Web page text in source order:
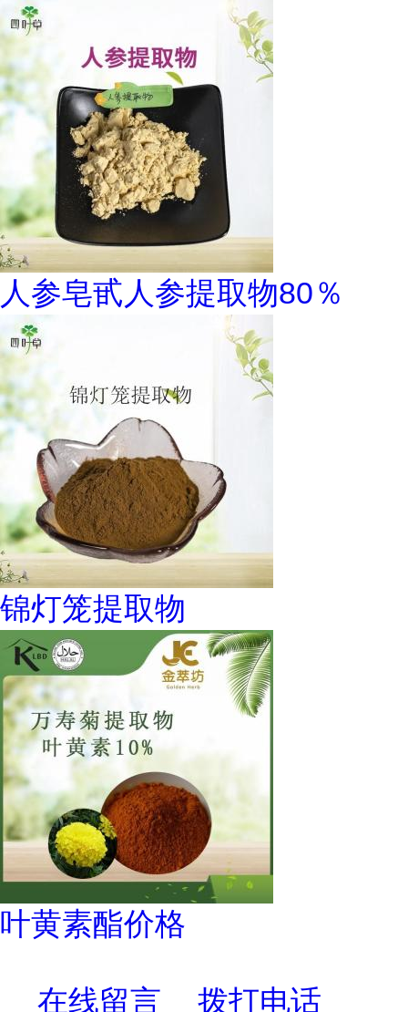
人参皂甙人参提取物80％
锦灯笼提取物
叶黄素酯价格
在线留言 拨打电话